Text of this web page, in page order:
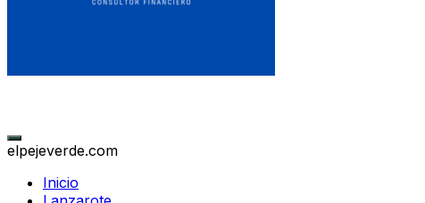
elpejeverde.com
Inicio